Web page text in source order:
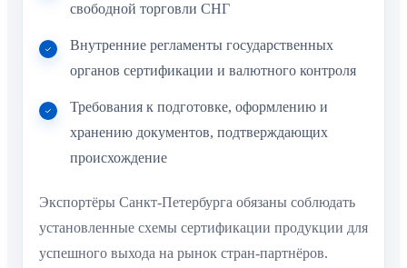
свободной торговли СНГ
Внутренние регламенты государственных
органов сертификации и валютного контроля
Требования к подготовке, оформлению и
хранению документов, подтверждающих
происхождение
Экспортёры Санкт-Петербурга обязаны соблюдать
установленные схемы сертификации продукции для
успешного выхода на рынок стран-партнёров.